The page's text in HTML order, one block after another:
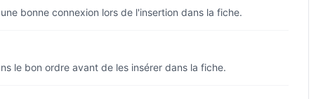
bonne connexion lors de l'insertion dans la fiche.
le bon ordre avant de les insérer dans la fiche.